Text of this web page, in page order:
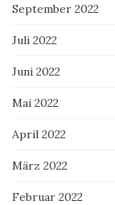
September 2022
Juli 2022
Juni 2022
Mai 2022
April 2022
März 2022
Februar 2022